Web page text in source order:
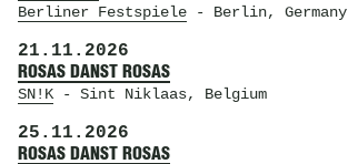
Berliner Festspiele- Berlin, Germany
21.11.2026
ROSAS DANST ROSAS
SN!K- Sint Niklaas, Belgium
25.11.2026
ROSAS DANST ROSAS